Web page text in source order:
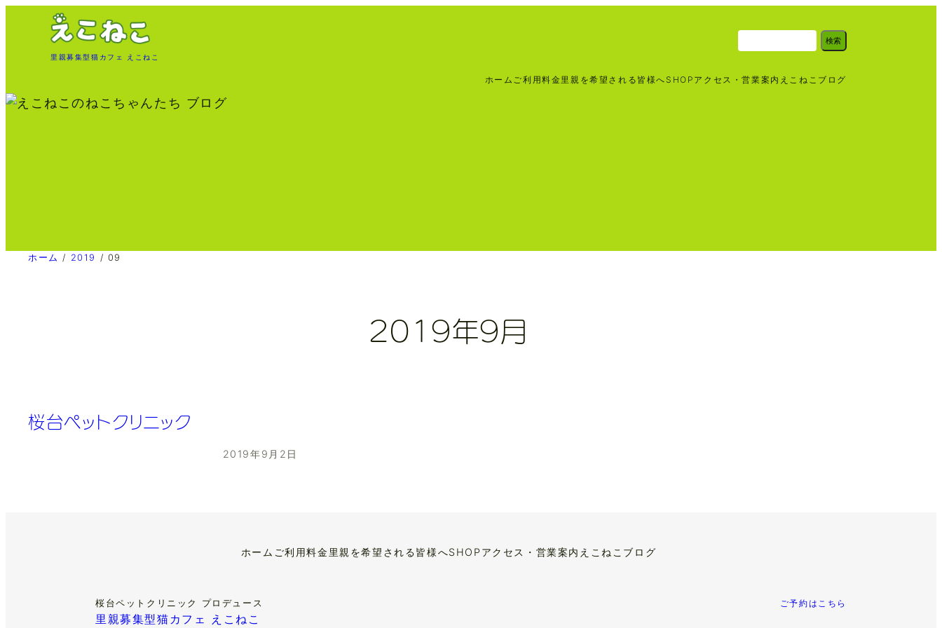
キ
ッ
里親募集型猫カフェ えこねこ
検
索
検索
ホーム ご利用料金里親を希望される皆様へ SHOP アクセス・営業案内 えこねこブログ
ホーム / 2019 / 09
2019年9月
桜台ペットクリニック
2019年9月2日
ホーム ご利用料金 里親を希望される皆様へSHOP アクセス・営業案内 えこねこブログ
桜台ペットクリニック プロデュース
里親募集型猫カフェ えこねこ
ご予約はこちら